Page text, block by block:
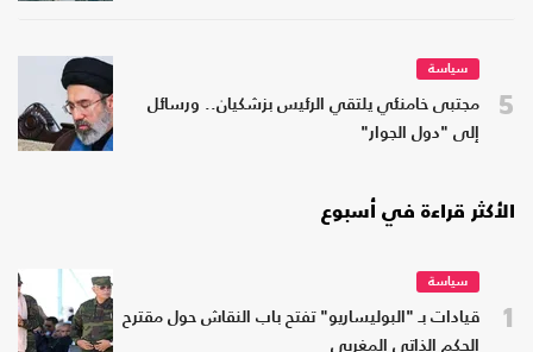
5
سياسة
مجتبى خامنئي يلتقي الرئيس بزشكيان.. ورسائل
إلى "دول الجوار"
الأكثر قراءة في أسبوع
1
سياسة
قيادات بـ "البوليساريو" تفتح باب النقاش حول مقترح
الحكم الذاتي المغربي